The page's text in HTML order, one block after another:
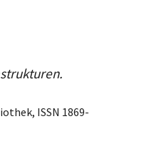
ISSN 1869-